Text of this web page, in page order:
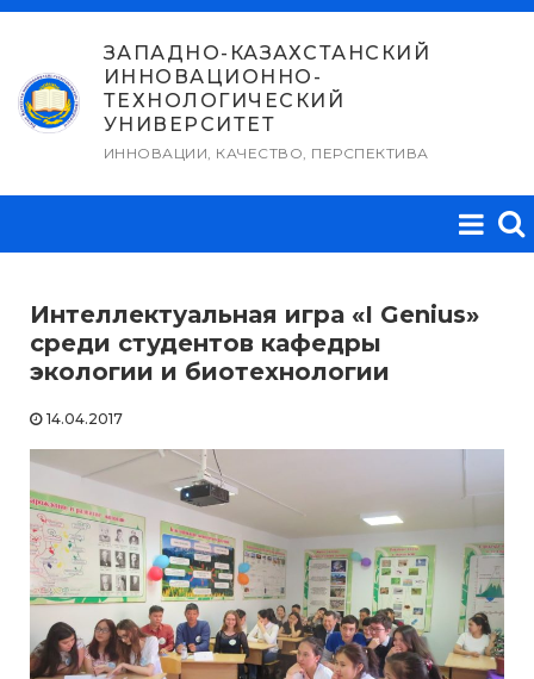
Перейти
содержимому
ЗАПАДНО-КАЗАХСТАНСКИЙ
ИННОВАЦИОННО-
ТЕХНОЛОГИЧЕСКИЙ
УНИВЕРСИТЕТ
ИННОВАЦИИ, КАЧЕСТВО, ПЕРСПЕКТИВА
Интеллектуальная игра «I Genius»
среди студентов кафедры
экологии и биотехнологии
14.04.2017